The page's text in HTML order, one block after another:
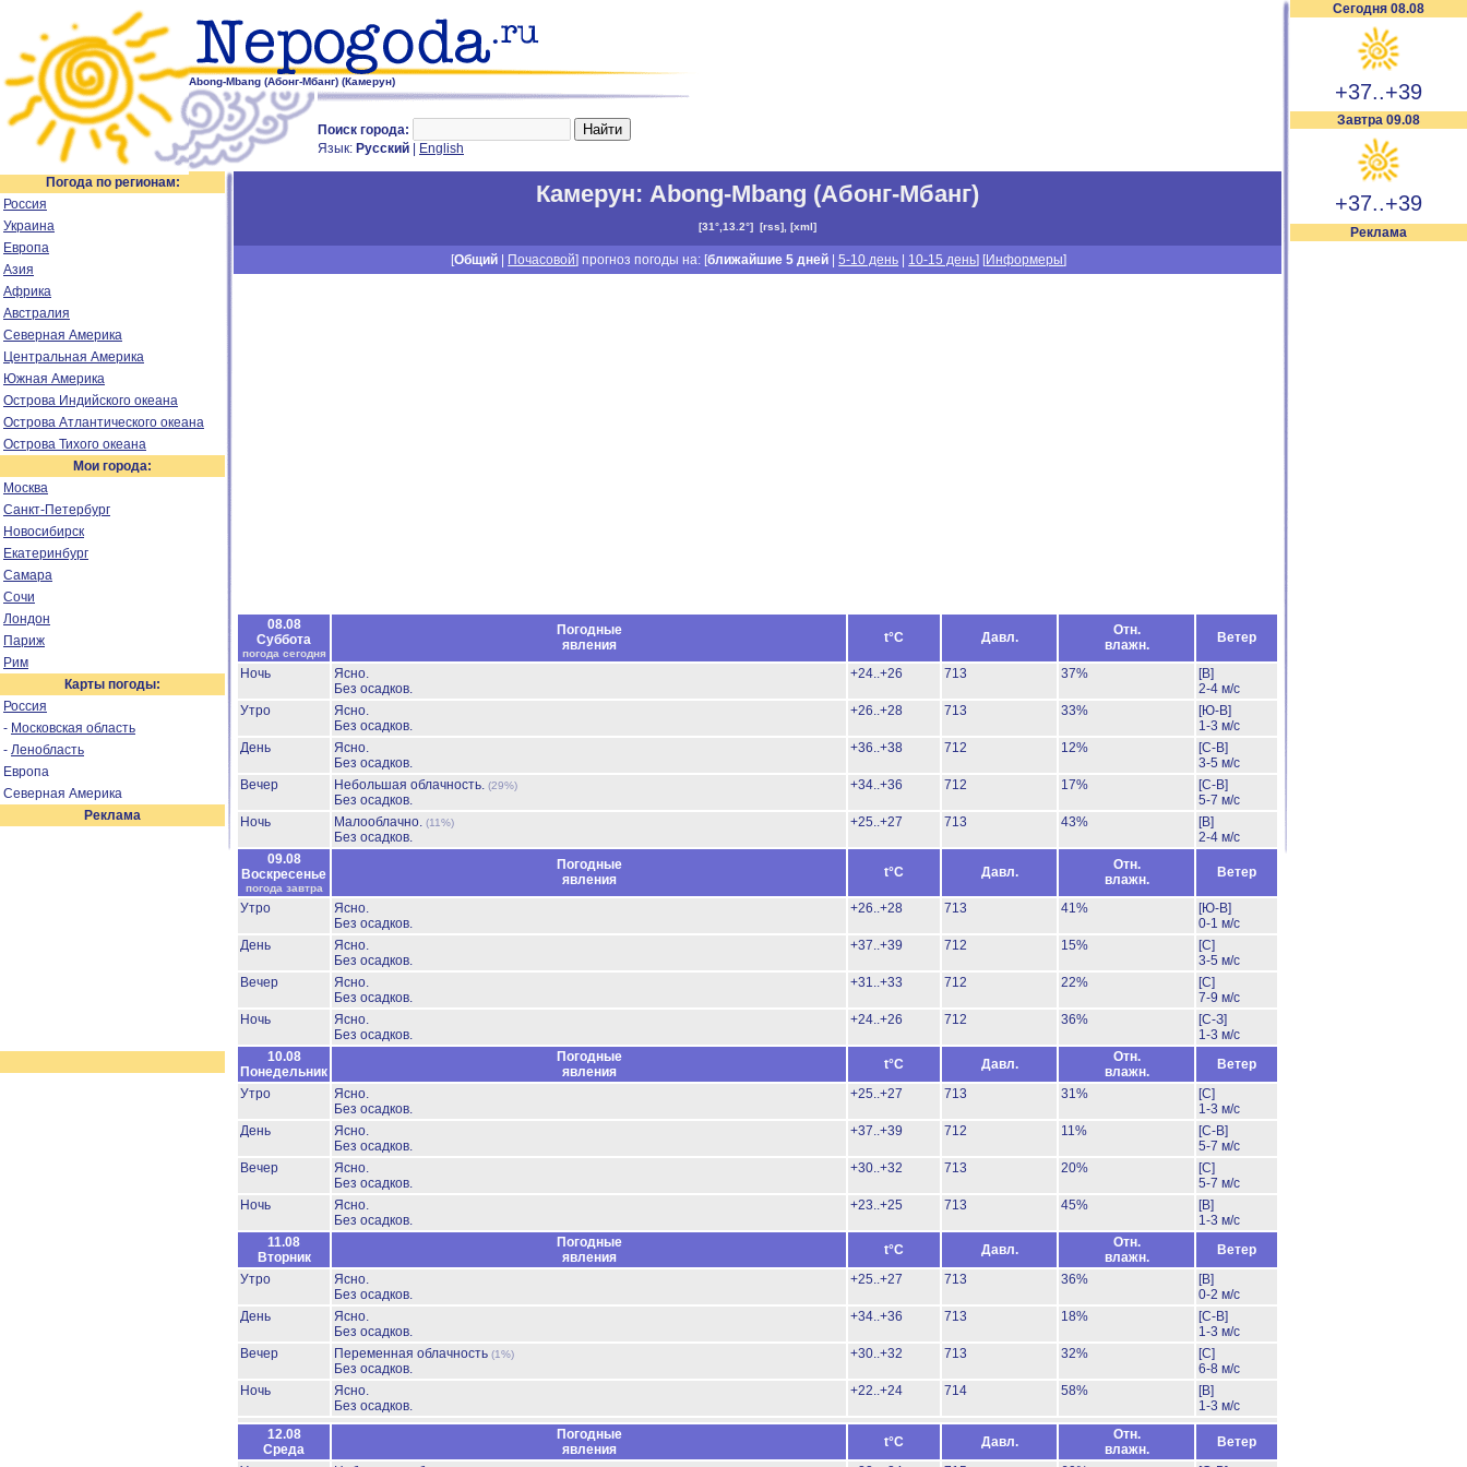
Abong-Mbang (Абонг-Мбанг) (Камерун)
Поиск города:
Язык: Русский English
Сегодня 08.08
+37..+39
Завтра 09.08
+37..+39
Реклама
Погода по регионам:
Россия
Украина
Европа
Азия
Африка
Австралия
Северная Америка
Центральная Америка
Южная Америка
Острова Индийского океана
Острова Атлантического океана
Острова Тихого океана
Мои города:
Москва
Санкт-Петербург
Новосибирск
Екатеринбург
Самара
Сочи
Лондон
Париж
Рим
Карты погоды:
Россия
- Московская область
- Ленобласть
Европа
Северная Америка
Реклама
Камерун: Abong-Mbang (Абонг-Мбанг)
[31°,13.2°] [rss], [xml]
[Общий Почасовой] прогноз погоды на: [ближайшие 5 дней |5-10 день 10-15 день] [Информеры]
08.08
Суббота
погода сегодня
Погодные
явления
t°C Давл.
Отн.
влажн.
Ветер
Ночь
Ясно.
Без осадков.
+24..+26 713 37%
[В]
2-4 м/с
Утро
Ясно.
Без осадков.
+26..+28 713 33%
[Ю-В]
1-3 м/с
День
Ясно.
Без осадков.
+36..+38 712 12%
[С-В]
3-5 м/с
Вечер
Небольшая облачность. (29%)
Без осадков.
+34..+36 712 17%
[С-В]
5-7 м/с
Ночь
Малооблачно. (11%)
Без осадков.
+25..+27 713 43%
[В]
2-4 м/с
09.08
Воскресенье
погода завтра
Погодные
явления
t°C Давл.
Отн.
влажн.
Ветер
Утро
Ясно.
Без осадков.
+26..+28 713 41%
[Ю-В]
0-1 м/с
День
Ясно.
Без осадков.
+37..+39 712 15%
[С]
3-5 м/с
Вечер
Ясно.
Без осадков.
+31..+33 712 22%
[С]
7-9 м/с
Ночь
Ясно.
Без осадков.
+24..+26 712 36%
[С-З]
1-3 м/с
10.08
Понедельник
Погодные
явления
t°C Давл.
Отн.
влажн.
Ветер
Утро
Ясно.
Без осадков.
+25..+27 713 31%
[С]
1-3 м/с
День
Ясно.
Без осадков.
+37..+39 712 11%
[С-В]
5-7 м/с
Вечер
Ясно.
Без осадков.
+30..+32 713 20%
[С]
5-7 м/с
Ночь
Ясно.
Без осадков.
+23..+25 713 45%
[В]
1-3 м/с
11.08
Вторник
Погодные
явления
t°C Давл.
Отн.
влажн.
Ветер
Утро
Ясно.
Без осадков.
+25..+27 713 36%
[В]
0-2 м/с
День
Ясно.
Без осадков.
+34..+36 713 18%
[С-В]
1-3 м/с
Вечер
Переменная облачность (1%)
Без осадков.
+30..+32 713 32%
[С]
6-8 м/с
Ночь
Ясно.
Без осадков.
+22..+24 714 58%
[В]
1-3 м/с
12.08
Среда
Погодные
явления
t°C Давл.
Отн.
влажн.
Ветер